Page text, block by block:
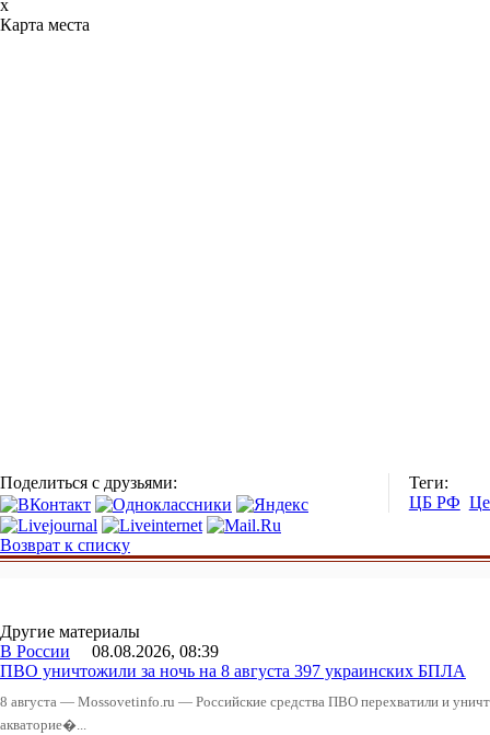
x
Карта места
Поделиться с друзьями:
Теги:
ЦБ РФ
Возврат к списку
Другие материалы
В России 08.08.2026, 08:39
ПВО уничтожили за ночь на 8 августа 397 украинских БПЛА
8 августа — Mossovetinfo.ru — Российские средства ПВО перехватили и
акваторие�...